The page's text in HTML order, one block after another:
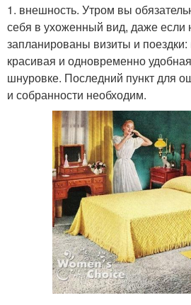
1. внешность. Утром вы
себя в ухоженный вид, даже если
запланированы визиты и
красивая и одновременно
шнуровке. Последний пункт для
и собранности необходим.